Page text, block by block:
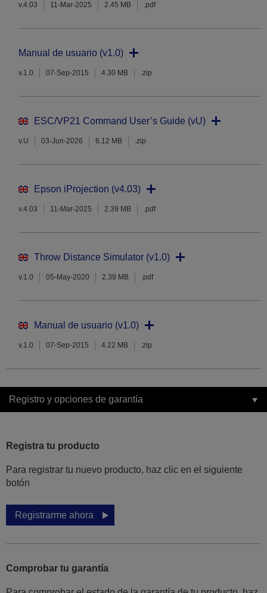
v.4.03 11-Mar-2025 2.45 MB .pdf
Manual de usuario (v1.0)
v.1.0 07-Sep-2015 4.30 MB .zip
ESC/VP21 Command User’s Guide (vU)
v.U 03-Jun-2026 6.12 MB .zip
Epson iProjection (v4.03)
v.4.03 11-Mar-2025 2.39 MB .pdf
Throw Distance Simulator (v1.0)
v.1.0 05-May-2020 2.39 MB .pdf
Manual de usuario (v1.0)
v.1.0 07-Sep-2015 4.22 MB .zip
Registro y opciones de garantía
Registra tu producto
Para registrar tu nuevo producto, haz clic en el siguiente
botón
Registrarme ahora
Comprobar tu garantía